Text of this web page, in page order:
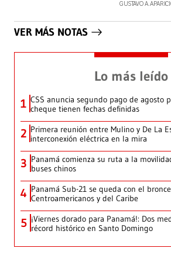
GUSTAVO A.
VER MÁS NOTAS
Lo más leído
1 CSS anuncia segundo pago de agosto
cheque tienen fechas definidas
2 Primera reunión entre Mulino y De La
interconexión eléctrica en la mira
3 Panamá comienza su ruta a la
buses chinos
4 Panamá Sub-21 se queda con el
Centroamericanos y del Caribe
5 ¡Viernes dorado para Panamá!: Dos
récord histórico en Santo Domingo